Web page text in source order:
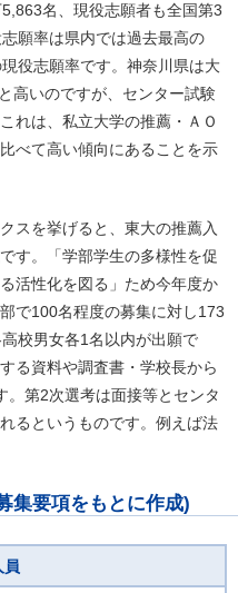
名、現役志願者も全国第3
願率は県内では過去最高の
役志願率です。神奈川県は大
高いのですが、センター試験
れは、私立大学の推薦・ＡＯ
べて高い傾向にあることを示
スを挙げると、東大の推薦入
す。「学部学生の多様性を促
活性化を図る」ため今年度か
で100名程度の募集に対し173
校男女各1名以内が出願で
る資料や調査書・学校長から
第2次選考は面接等とセンタ
るというものです。例えば法
集要項をもとに作成)
員